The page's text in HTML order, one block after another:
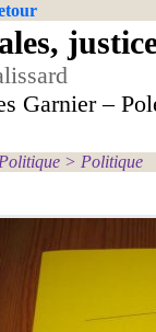
Garnier –
> Politique